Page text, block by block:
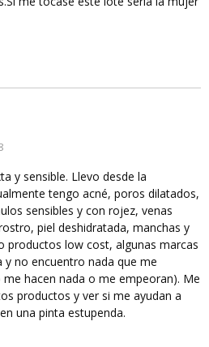
y sensible. Llevo desde la
tengo acné, poros dilatados,
sensibles y con rojez, venas
piel deshidratada, manchas y
productos low cost, algunas marcas
no encuentro nada que me
hacen nada o me empeoran). Me
productos y ver si me ayudan a
una pinta estupenda.